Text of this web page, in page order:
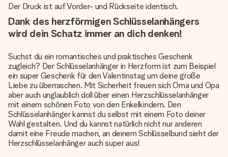
Der Druck ist auf Vorder- und Rückseite identisch.
Dank des herzförmigen Schlüsselanhängers
wird dein Schatz immer an dich denken!
Suchst du ein romantisches und praktisches Geschenk
zugleich? Der Schlüsselanhänger in Herzform ist zum Beispiel
ein super Geschenk für den Valentinstag um deine große
Liebe zu überraschen. Mit Sicherheit freuen sich Oma und Opa
aber auch unglaublich doll über einen Herzschlüsselanhänger
mit einem schönen Foto von den Enkelkindern. Den
Schlüsselanhänger kannst du selbst mit einem Foto deiner
Wahl gestalten. Und du kannst natürlich nicht nur anderen
damit eine Freude machen, an deinem Schlüsselbund sieht der
Herzschlüsselanhänger auch super aus!